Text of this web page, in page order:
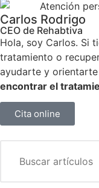
Carlos Rodrigo
CEO de Rehabtiva
Hola, soy Carlos. Si
tratamiento o
ayudarte y
encontrar el
Cita online